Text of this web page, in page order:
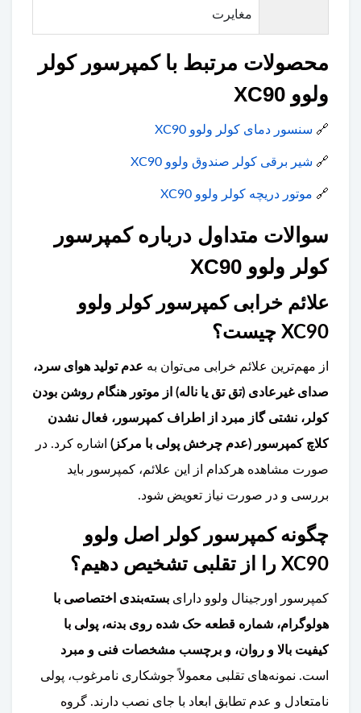
مغایرت
محصولات مرتبط با کمپرسور کولر
ولوو XC90
🔗 سنسور دمای کولر ولوو XC90
🔗 شیر برقی کولر صندوق ولوو XC90
🔗 موتور دریچه کولر ولوو XC90
سوالات متداول درباره کمپرسور
کولر ولوو XC90
علائم خرابی کمپرسور کولر ولوو
XC90 چیست؟
از مهم‌ترین علائم خرابی می‌توان به عدم تولید هوای سرد،
صدای غیرعادی (تق تق یا ناله) از موتور هنگام روشن بودن
کولر، نشتی گاز مبرد از اطراف کمپرسور، فعال نشدن
کلاچ کمپرسور (عدم چرخش پولی با مرکز) اشاره کرد. در
صورت مشاهده هرکدام از این علائم، کمپرسور باید
بررسی و در صورت نیاز تعویض شود.
چگونه کمپرسور کولر اصل ولوو
XC90 را از تقلبی تشخیص دهیم؟
کمپرسور اورجینال ولوو دارای بسته‌بندی اختصاصی با
هولوگرام، شماره قطعه حک شده روی بدنه، پولی با
کیفیت بالا و روان، و برچسب مشخصات فنی و مبرد
است. نمونه‌های تقلبی معمولاً جوشکاری نامرغوب، پولی
نامتعادل و عدم تطابق ابعاد با جای نصب دارند. گروه